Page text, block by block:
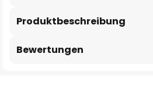
Produktbeschreibung
Bewertungen